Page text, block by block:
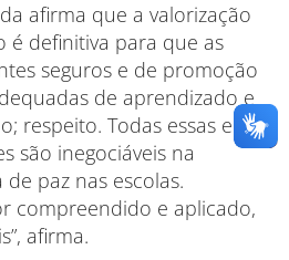
afirma que a valorização
é definitiva para que as
seguros e de promoção
de aprendizado e
respeito. Todas essas e
são inegociáveis na
paz nas escolas.
compreendido e aplicado,
afirma.